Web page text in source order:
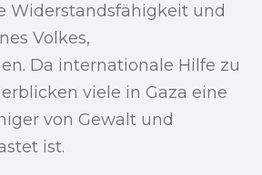
Widerstandsfähigkeit und
Volkes,
Da internationale Hilfe zu
viele in Gaza eine
von Gewalt und
ist.